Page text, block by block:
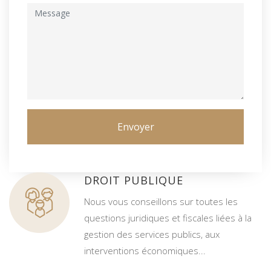
DROIT PUBLIQUE
Nous vous conseillons sur toutes les
questions juridiques et fiscales liées à la
gestion des services publics, aux
interventions économiques...